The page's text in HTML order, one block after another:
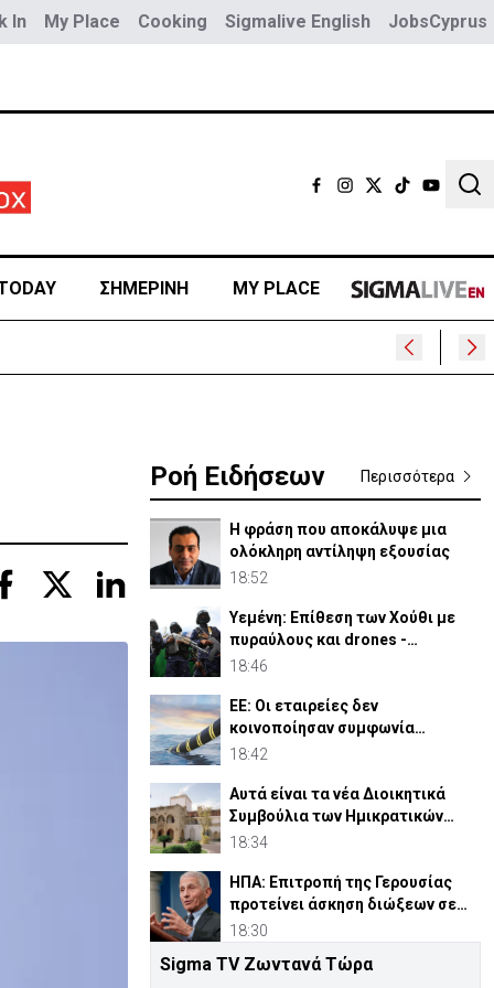
In My Place Cooking Sigmalive English JobsCyprus
ΣΗΜΕΡΙΝΗ MY PLACE
Ροή Ειδήσεων Περισσότερα
Η φράση που αποκάλυψε μια
ολόκληρη αντίληψη εξουσίας
18:52
Υεμένη: Επίθεση των Χούθι με
πυραύλους και drones -
Τουλάχιστον 38 νεκροί
18:46
ΕΕ: Οι εταιρείες δεν
κοινοποίησαν συμφωνία
Meridiam για έλεγχο
18:42
Αυτά είναι τα νέα Διοικητικά
Συμβούλια των Ημικρατικών
Οργανισμών
18:34
ΗΠΑ: Επιτροπή της Γερουσίας
προτείνει άσκηση διώξεων σε
βάρος του Φάουτσι
18:30
Συνελήφθη 16χρονος για τον
Sigma TV Ζωντανά Τώρα